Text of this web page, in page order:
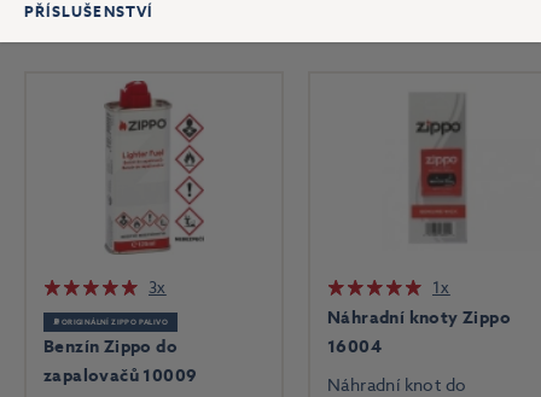
PŘÍSLUŠENSTVÍ
3x
⛽ ORIGINÁLNÍ ZIPPO PALIVO
Benzín Zippo do
zapalovačů 10009
1x
Náhradní knoty Zippo
16004
Náhradní knot do